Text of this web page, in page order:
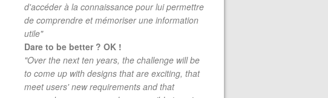
d'accéder à la connaissance pour lui permettre
de comprendre et mémoriser une information
utile"
Dare to be better ? OK !
"Over the next ten years, the challenge will be
to come up with designs that are exciting, that
meet users' new requirements and that